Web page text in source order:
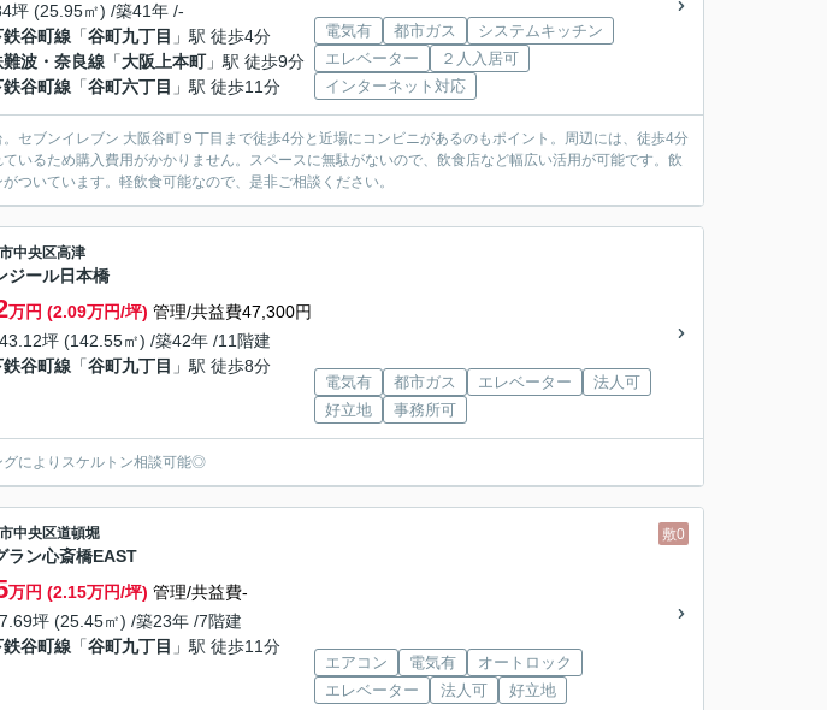
坪 (25.95㎡) /築41年 /-
鉄谷町線 「谷町九丁目 」駅 徒歩4分
難波・奈良線 「大阪上本町」駅 徒歩9分
鉄谷町線 「谷町六丁目 」駅 徒歩11分
電気有 都市ガス
システムキッチン
エレベーター
２人入居可
インターネット対応
セブンイレブン 大阪谷町９丁目まで徒歩4分と近場にコンビニがあるのもポイント。周辺には、徒歩4分
いるため購入費用がかかりません。スペースに無駄がないので、飲食店など幅広い活用が可能です。飲
ついています。軽飲食可能なので、是非ご相談ください。
中央区高津
ジール日本橋
万円 (2.09万円/坪) 管理/共益費47,300円
坪 (142.55㎡) /築42年 /11階建
鉄谷町線 「谷町九丁目 」駅 徒歩8分
電気有 都市ガス エレベーター
法人可
好立地
事務所可
グによりスケルトン相談可能◎
敷0
中央区道頓堀
ラン心斎橋EAST
万円 (2.15万円/坪) 管理/共益費-
坪 (25.45㎡) /築23年 /7階建
鉄谷町線 「谷町九丁目 」駅 徒歩11分
エアコン 電気有
オートロック
エレベーター
法人可 好立地